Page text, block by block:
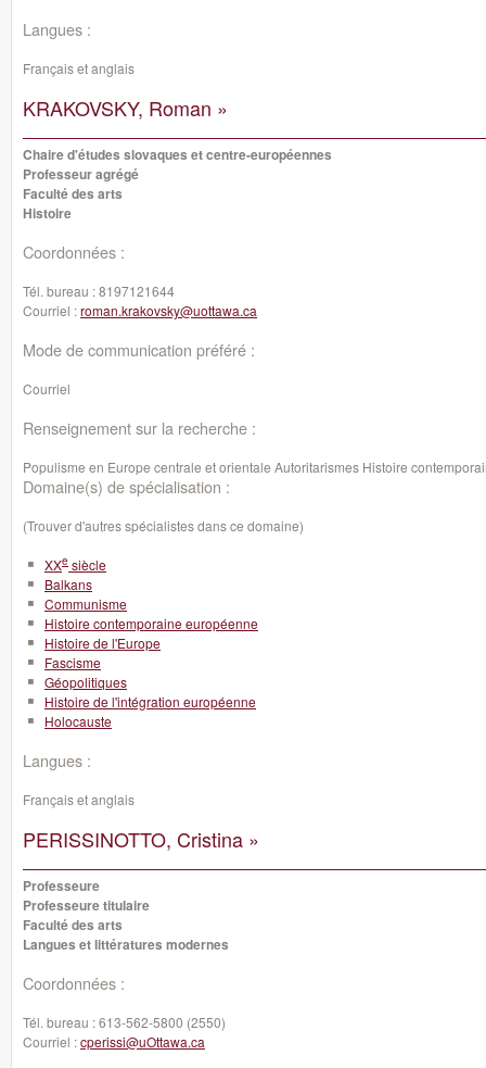
Langues :
Français et anglais
KRAKOVSKY, Roman »
Chaire d'études slovaques et centre-européennes
Professeur agrégé
Faculté des arts
Histoire
Coordonnées :
Tél. bureau :8197121644
Courriel :roman.krakovsky@uottawa.ca
Mode de communication préféré :
Courriel
Renseignement sur la recherche :
Populisme en Europe centrale et orientale Autoritarismes Histoire
Domaine(s) de spécialisation :
(Trouver d'autres spécialistes dans ce domaine)
XXe siècle
Balkans
Communisme
Histoire contemporaine européenne
Histoire de l'Europe
Fascisme
Géopolitiques
Histoire de l'intégration européenne
Holocauste
Langues :
Français et anglais
PERISSINOTTO, Cristina »
Professeure
Professeure titulaire
Faculté des arts
Langues et littératures modernes
Coordonnées :
Tél. bureau :613-562-5800 (2550)
Courriel :cperissi@uOttawa.ca